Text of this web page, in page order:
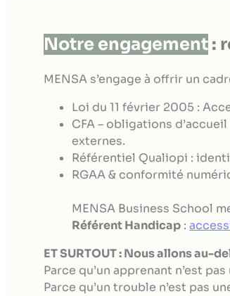
Notre engagement :
MENSA s’engage à offrir un
Loi du 11 février 2005 :
CFA – obligations
externes.
Référentiel Qualiopi :
RGAA & conformité
MENSA Business School
Référent Handicap :
ET SURTOUT : Nous allons au-
Parce qu’un apprenant n’est
Parce qu’un trouble n’est pas